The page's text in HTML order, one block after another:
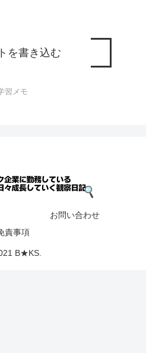
を書き込む
習メモ
お問い合わせ
責事項
B★KS.